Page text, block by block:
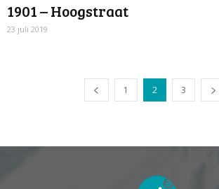
1901 – Hoogstraat
23 juli 2019
1 2 3